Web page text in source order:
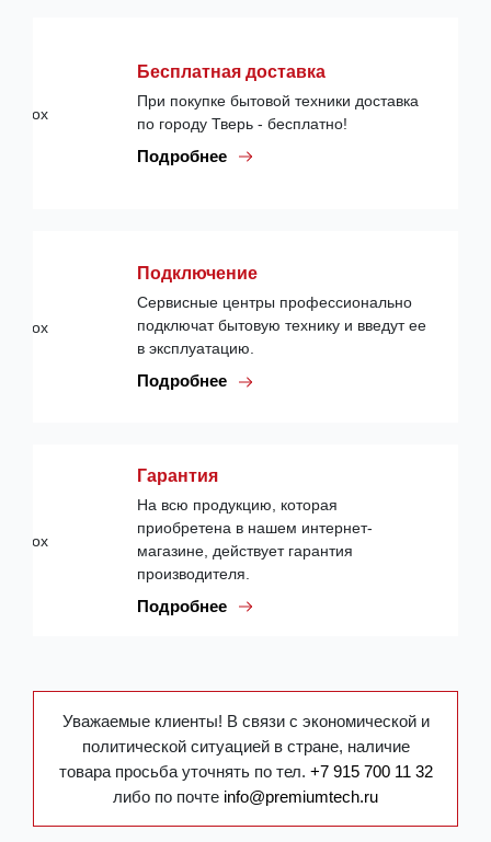
Бесплатная доставка
При покупке бытовой техники доставка
по городу Тверь - бесплатно!
Подробнее
Подключение
Сервисные центры профессионально
подключат бытовую технику и введут ее
в эксплуатацию.
Подробнее
Гарантия
На всю продукцию, которая
приобретена в нашем интернет-
магазине, действует гарантия
производителя.
Подробнее
Уважаемые клиенты! В связи с экономической и
политической ситуацией в стране, наличие
товара просьба уточнять по тел. +7 915 700 11 32
либо по почте info@premiumtech.ru